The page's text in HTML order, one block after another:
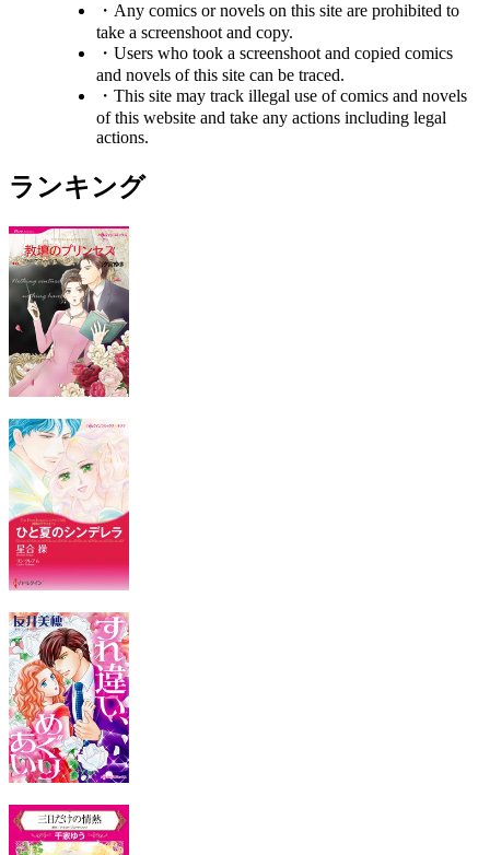
・Any comics or novels on this site are prohibited to
take a screenshoot and copy.
・Users who took a screenshoot and copied comics
and novels of this site can be traced.
・This site may track illegal use of comics and novels
of this website and take any actions including legal
actions.
ランキング